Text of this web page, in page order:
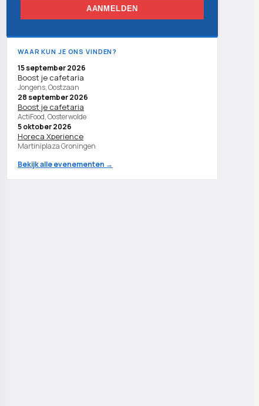
AANMELDEN
WAAR KUN JE ONS VINDEN?
15 september 2026
Boost je cafetaria
Jongens, Oostzaan
28 september 2026
Boost je cafetaria
ActiFood, Oosterwolde
5 oktober 2026
Horeca Xperience
Martiniplaza Groningen
Bekijk alle evenementen →